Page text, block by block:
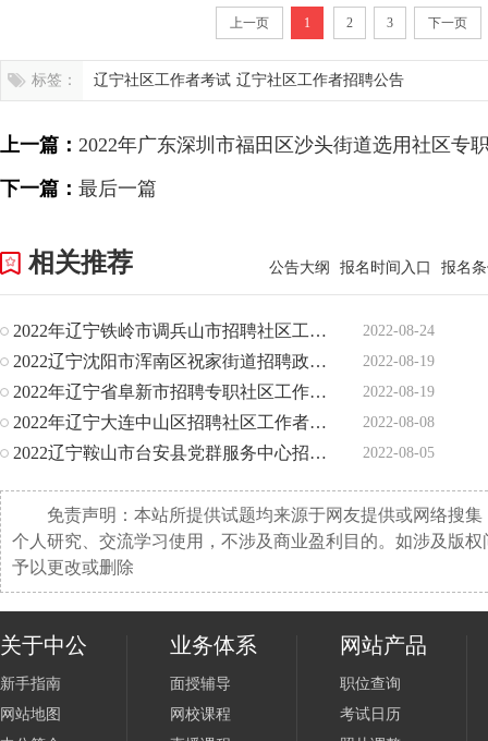
上一页 1 2 3 下一页
标签： 辽宁社区工作者考试 辽宁社区工作者招聘公告
上一篇： 2022年广东深圳市福田区沙头街道选用社区专
下一篇： 最后一篇
相关推荐 公告大纲 报名时间入口 报名
2022年辽宁铁岭市调兵山市招聘社区工作者4人公告 2022-08-24
2022辽宁沈阳市浑南区祝家街道招聘政府雇员7人公告 2022-08-19
2022年辽宁省阜新市招聘专职社区工作者346人公告 2022-08-19
2022年辽宁大连中山区招聘社区工作者138人公告 2022-08-08
2022辽宁鞍山市台安县党群服务中心招聘社区工作人员125人公 2022-08-05
免责声明：本站所提供试题均来源于网友提供或网络搜
个人研究、交流学习使用，不涉及商业盈利目的。如涉及版
予以更改或删除
关于中公
新手指南
网站地图
业务体系
面授辅导
网校课程
网站产品
职位查询
考试日历